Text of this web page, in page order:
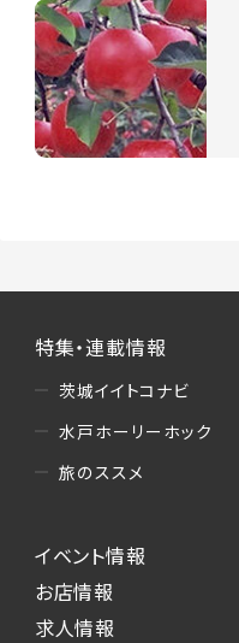
特集・連載情報
茨城イイトコナビ
水戸ホーリーホック
旅のススメ
イベント情報
お店情報
求人情報